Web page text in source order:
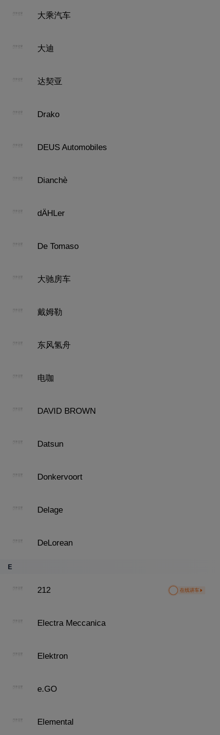
大乘汽车
大迪
达契亚
Drako
DEUS Automobiles
Dianchè
dÄHLer
De Tomaso
大驰房车
戴姆勒
东风氢舟
电咖
DAVID BROWN
Datsun
Donkervoort
Delage
DeLorean
E
212 在线讲车
Electra Meccanica
Elektron
e.GO
Elemental